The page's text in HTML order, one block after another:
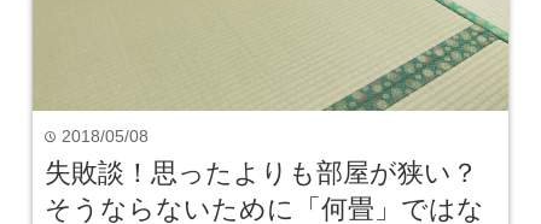
time 2018/05/08
失敗談！思ったよりも部屋が狭い？
そうならないために「何畳」ではな